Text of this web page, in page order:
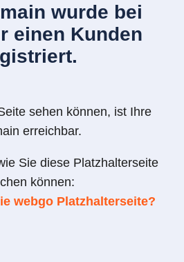
wurde bei
einen Kunden
sehen können, ist Ihre
erreichbar.
Sie diese Platzhalterseite
können:
webgo Platzhalterseite?